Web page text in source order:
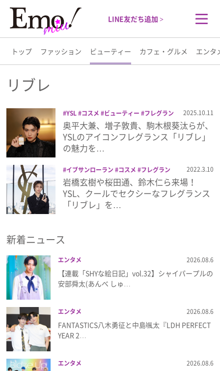
LINE友だち追加 >
トップ ファッション ビューティー カフェ・グルメ エンタ
トップ
ファッション
ビューティー
カフェ・グルメ
エンタメ
ライフスタイル
プレゼント
インタビュー
フィルム
Emoメン
ランキング
リブレ
YSL コスメ ビューティー
フレグラン
ス リブレ 中井大 増子敦貴
奥平大兼
曽田陵介
美容 駒木根葵汰
2025.10.11
奥平大兼、増子敦貴、駒木根葵汰らが、
YSLのアイコンフレグランス「リブレ」
の魅力を…
イブサンローラン コスメ
フレグラン
ス リブレ 大平修蔵 岩橋玄樹 桜田通
鈴木仁
2022.3.10
岩橋玄樹や桜田通、鈴木仁ら来場！
YSL、クールでセクシーなフレグランス
「リブレ」を…
新着ニュース
エンタメ 2026.08.6
【連載「SHYな絵日記」vol.32】シャイパープルの
安部舜太(あんべ しゅ…
エンタメ 2026.08.6
FANTASTICS八木勇征と中島颯太『LDH PERFECT
YEAR 2…
エンタメ 2026.08.6